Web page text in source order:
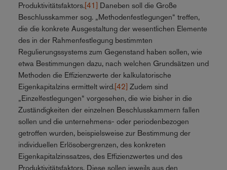
Produktivitätsfaktors.[41] Daneben soll die Große
Beschlusskammer sog. „Methodenfestlegungen“ treffen,
die die konkrete Ausgestaltung der wesentlichen Elemente
des in der Rahmenfestlegung bestimmten
Regulierungssystems zum Gegenstand haben sollen, wie
etwa Bestimmungen dazu, nach welchen Grundsätzen und
Methoden die Effizienzwerte der kalkulatorische
Eigenkapitalzins ermittelt wird.[42] Zudem sind
„Einzelfestlegungen“ vorgesehen, die wie bisher in die
Zuständigkeiten der einzelnen Beschlusskammern fallen
sollen und die unternehmens- oder periodenbezogen
getroffen wurden, beispielsweise zur Bestimmung der
individuellen Erlösobergrenzen, des konkreten
Eigenkapitalzinssatzes, des Effizienzwertes und des
Produktivitätsfaktors. Diese sollen jeweils aus den